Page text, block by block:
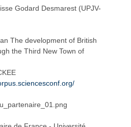
l
a
l
a
Godard Desmarest (UPJV-
The development of British
the Third New Town of